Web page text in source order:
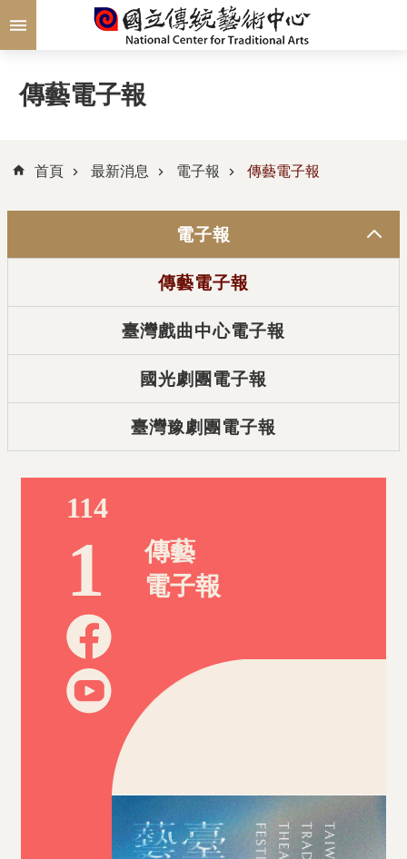
跳到主要內容區塊
傳藝電子報
首頁 最新消息 電子報 傳藝電子報
電子報
傳藝電子報
臺灣戲曲中心電子報
國光劇團電子報
臺灣豫劇團電子報
114
1
傳藝
電子報